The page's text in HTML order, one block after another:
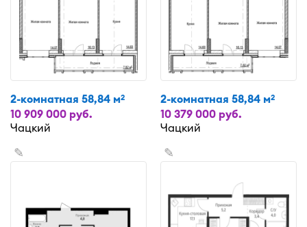
2-комнатная 58,84 м2
10 909 000 руб.
Чацкий
2-комнатная 58,84 м2
10 379 000 руб.
Чацкий
✎ ✎